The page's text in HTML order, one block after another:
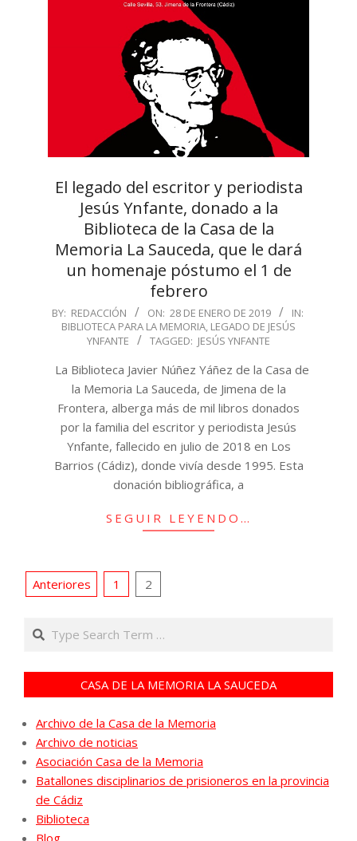
El legado del escritor y periodista
Jesús Ynfante, donado a la
Biblioteca de la Casa de la
Memoria La Sauceda, que le dará
un homenaje póstumo el 1 de
febrero
2019-
01-
BY: REDACCIÓN ON: 28 DE ENERO DE 2019
IN:
BIBLIOTECA PARA LA MEMORIA, LEGADO DE JESÚS
YNFANTE
TAGGED: JESÚS YNFANTE
La Biblioteca Javier Núñez Yáñez de la Casa de
la Memoria La Sauceda, de Jimena de la
Frontera, alberga más de mil libros donados
por la familia del escritor y periodista Jesús
Ynfante, fallecido en julio de 2018 en Los
Barrios (Cádiz), donde vivía desde 1995. Esta
donación bibliográfica, a
SEGUIR LEYENDO…
Paginación
entradas
Anteriores 1 2
Search
CASA DE LA MEMORIA LA SAUCEDA
Archivo de la Casa de la Memoria
Archivo de noticias
Asociación Casa de la Memoria
Batallones disciplinarios de prisioneros en la provincia
de Cádiz
Biblioteca